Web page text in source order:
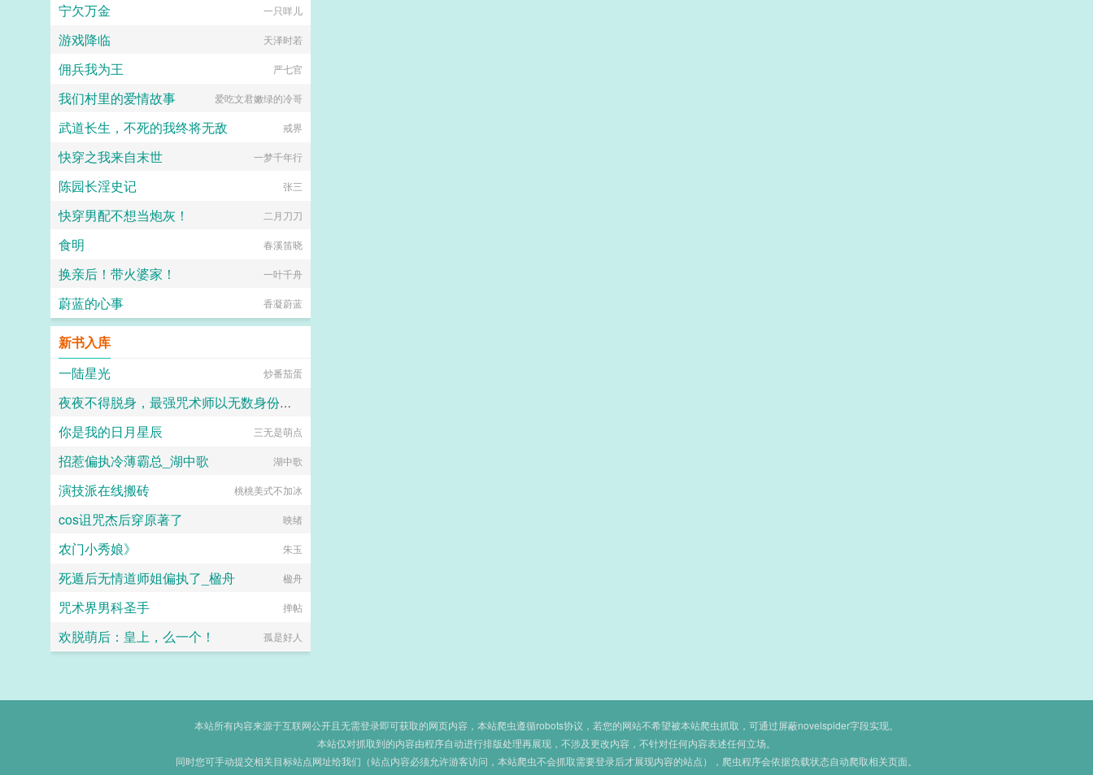
宁欠万金 一只咩儿
游戏降临 天泽时若
佣兵我为王 严七官
我们村里的爱情故事 爱吃文君嫩绿的冷哥
武道长生，不死的我终将无敌 戒界
快穿之我来自末世 一梦千年行
陈园长淫史记 张三
快穿男配不想当炮灰！ 二月刀刀
食明 春溪笛晓
换亲后！带火婆家！ 一叶千舟
蔚蓝的心事 香凝蔚蓝
新书入库
一陆星光
炒番茄蛋
夜夜不得脱身，最强咒术师以无数身份向我靠近
烤橙
你是我的日月星辰 三无是萌点
招惹偏执冷薄霸总_湖中歌 湖中歌
演技派在线搬砖 桃桃美式不加冰
cos诅咒杰后穿原著了 映绪
农门小秀娘》 朱玉
死遁后无情道师姐偏执了_楹舟 楹舟
咒术界男科圣手 掸帖
欢脱萌后：皇上，么一个！ 孤是好人
本站所有内容来源于互联网公开且无需登录即可获取的网页内容，本站爬虫遵循robots协议，若您的网站不希望被本站爬虫抓取，可通过屏蔽novelspider字段实现。
本站仅对抓取到的内容由程序自动进行排版处理再展现，不涉及更改内容，不针对任何内容表述任何立场。
同时您可手动提交相关目标站点网址给我们（站点内容必须允许游客访问，本站爬虫不会抓取需要登录后才展现内容的站点），爬虫程序会依据负载状态自动爬取相关页面。